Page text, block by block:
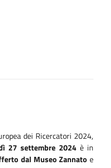
dei Ricercatori 2024,
27 settembre 2024è in
dal Museo Zannato e